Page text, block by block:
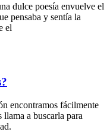
dulce poesía envuelve el
pensaba y sentía la
el
encontramos fácilmente
a buscarla para